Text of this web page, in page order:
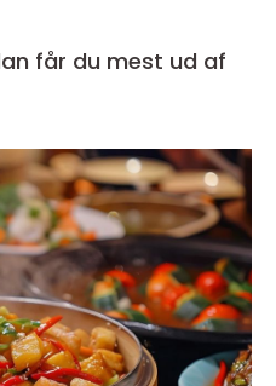
får du mest ud af